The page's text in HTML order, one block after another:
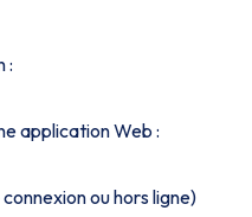
:
application Web :
ou hors ligne)